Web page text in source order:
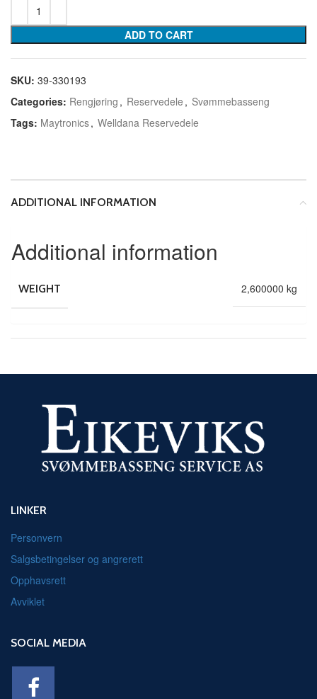
ADD TO CART
SKU: 39-330193
Categories: Rengjøring , Reservedele , Svømmebasseng
Tags: Maytronics, Welldana Reservedele
ADDITIONAL INFORMATION
Additional information
WEIGHT 2,600000 kg
LINKER
Personvern
Salgsbetingelser og angrerett
Opphavsrett
Avviklet
SOCIAL MEDIA